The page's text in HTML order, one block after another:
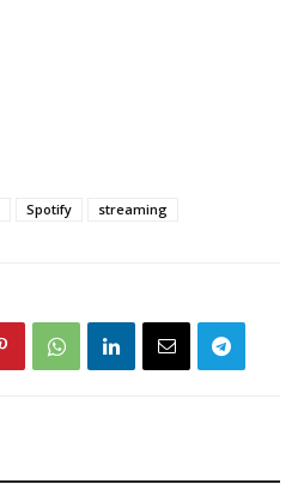
Spotify streaming